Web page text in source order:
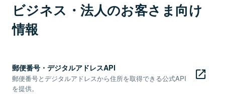
ビジネス・法人のお客さま向け
情報
郵便番号・デジタルアドレスAPI
郵便番号とデジタルアドレスから住所を取得できる公式API
を提供。